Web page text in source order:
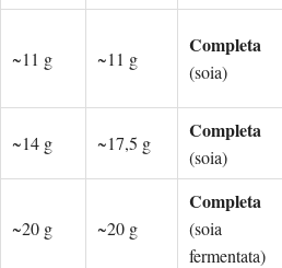
~11 g ~11 g
Completa
(soia)
~14 g ~17,5 g
Completa
(soia)
~20 g ~20 g
Completa
(soia
fermentata)